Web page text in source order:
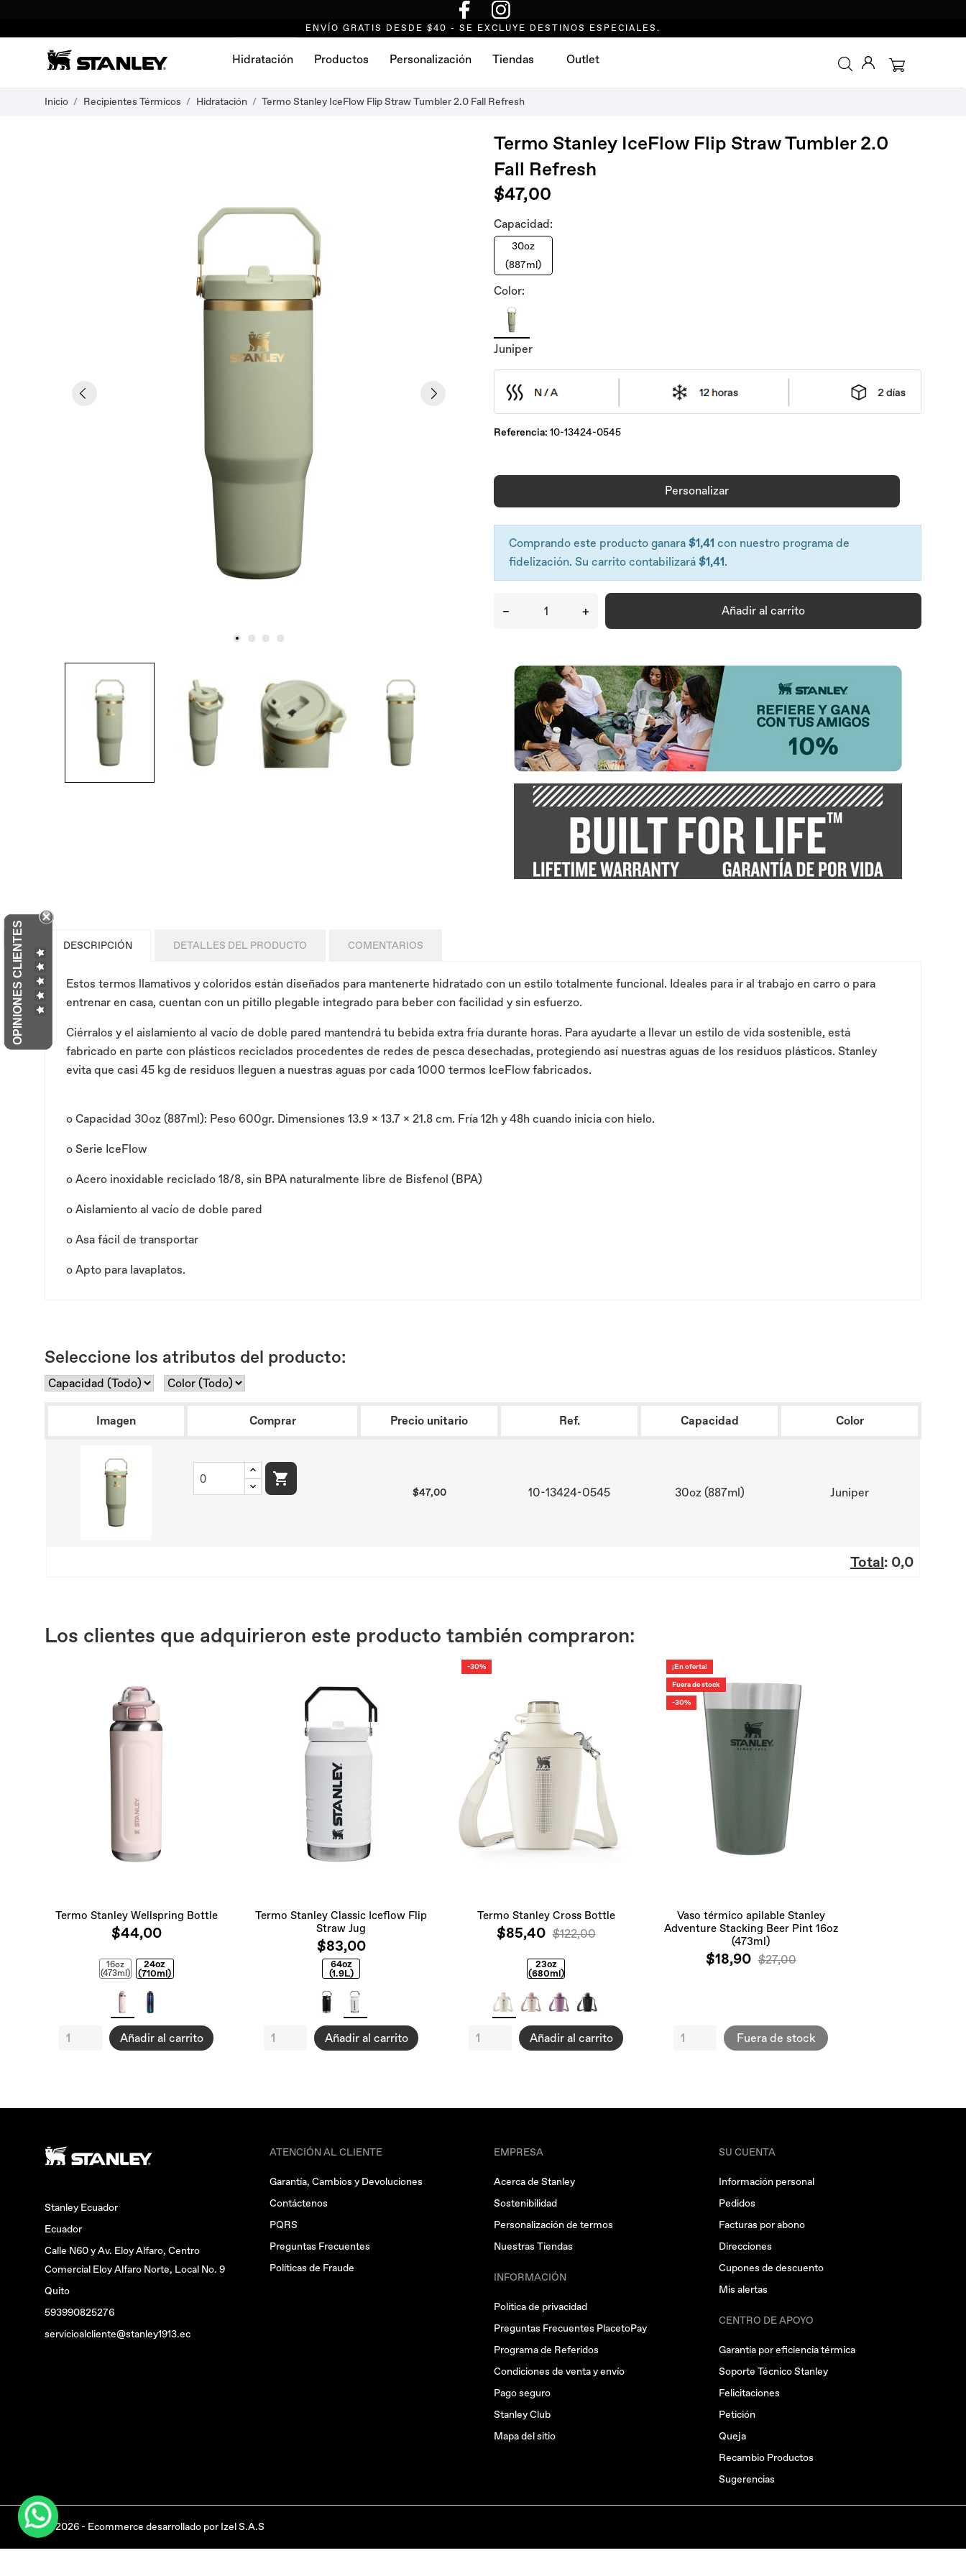
ENVÍO GRATIS DESDE $40 - SE EXCLUYE DESTINOS ESPECIALES.
Hidratación Productos Personalización Tiendas Outlet
Inicio Recipientes Térmicos Hidratación Termo Stanley IceFlow Flip Straw Tumbler 2.0 Fall Refresh
Termo Stanley IceFlow Flip Straw Tumbler 2.0
Fall Refresh
$47,00
Capacidad:
30oz
(887ml)
Color:
Juniper
Referencia: 10-13424-0545
Personalizar
Comprando este producto ganara $1,41 con nuestro programa de
fidelización. Su carrito contabilizará $1,41.
– + Añadir al carrito
DESCRIPCIÓN DETALLES DEL PRODUCTO COMENTARIOS
Estos termos llamativos y coloridos están diseñados para mantenerte hidratado con un estilo totalmente funcional. Ideales para ir al trabajo en carro o para
entrenar en casa, cuentan con un pitillo plegable integrado para beber con facilidad y sin esfuerzo.
Ciérralos y el aislamiento al vacío de doble pared mantendrá tu bebida extra fría durante horas. Para ayudarte a llevar un estilo de vida sostenible, está
fabricado en parte con plásticos reciclados procedentes de redes de pesca desechadas, protegiendo así nuestras aguas de los residuos plásticos. Stanley
evita que casi 45 kg de residuos lleguen a nuestras aguas por cada 1000 termos IceFlow fabricados.
o Capacidad 30oz (887ml): Peso 600gr. Dimensiones 13.9 x 13.7 x 21.8 cm. Fría 12h y 48h cuando inicia con hielo.
o Serie IceFlow
o Acero inoxidable reciclado 18/8, sin BPA naturalmente libre de Bisfenol (BPA)
o Aislamiento al vacío de doble pared
o Asa fácil de transportar
o Apto para lavaplatos.
Seleccione los atributos del producto:
Imagen Comprar Precio unitario Ref. Capacidad Color

$47,00 10-13424-0545 30oz (887ml) Juniper
Total: 0,0
Los clientes que adquirieron este producto también compraron:
Termo Stanley Wellspring Bottle
$44,00
16oz
(473ml)
24oz
(710ml)
Añadir al carrito
Termo Stanley Classic Iceflow Flip
Straw Jug
$83,00
64oz
(1.9L)
Añadir al carrito
-30%
Termo Stanley Cross Bottle
$85,40 $122,00
23oz
(680ml)
Añadir al carrito
¡En oferta!
Fuera de stock
-30%
Vaso térmico apilable Stanley
Adventure Stacking Beer Pint 16oz
(473ml)
$18,90 $27,00
Fuera de stock
Stanley Ecuador
Ecuador
Calle N60 y Av. Eloy Alfaro, Centro
Comercial Eloy Alfaro Norte, Local No. 9
Quito
593990825276
servicioalcliente@stanley1913.ec
ATENCIÓN AL CLIENTE
Garantía, Cambios y Devoluciones
Contáctenos
PQRS
Preguntas Frecuentes
Políticas de Fraude
EMPRESA
Acerca de Stanley
Sostenibilidad
Personalización de termos
Nuestras Tiendas
INFORMACIÓN
Política de privacidad
Preguntas Frecuentes PlacetoPay
Programa de Referidos
Condiciones de venta y envío
Pago seguro
Stanley Club
Mapa del sitio
SU CUENTA
Información personal
Pedidos
Facturas por abono
Direcciones
Cupones de descuento
Mis alertas
OPINIONES CLIENTES
CENTRO DE APOYO
Garantía por eficiencia térmica
Soporte Técnico Stanley
Felicitaciones
Petición
Queja
Recambio Productos
Sugerencias
© 2026 - Ecommerce desarrollado por Izel S.A.S